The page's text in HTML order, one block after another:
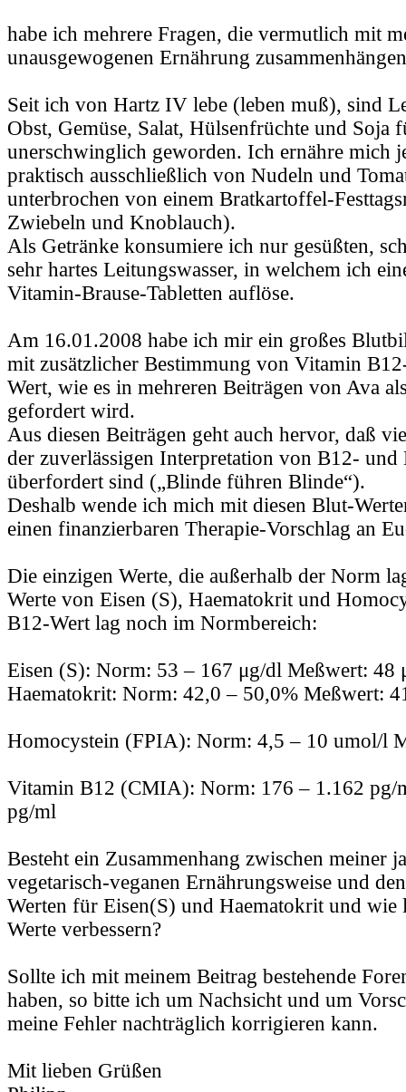
habe ich mehrere Fragen, die vermutlich mit
unausgewogenen Ernährung
Seit ich von Hartz IV lebe (leben muß), sind
Obst, Gemüse, Salat, Hülsenfrüchte und Soja
unerschwinglich geworden. Ich ernähre mich
praktisch ausschließlich von Nudeln und
unterbrochen von einem Bratkartoffel-
Zwiebeln und Knoblauch).
Als Getränke konsumiere ich nur gesüßten,
sehr hartes Leitungswasser, in welchem ich
Vitamin-Brause-Tabletten auflöse.
Am 16.01.2008 habe ich mir ein großes
mit zusätzlicher Bestimmung von Vitamin
Wert, wie es in mehreren Beiträgen von Ava
gefordert wird.
Aus diesen Beiträgen geht auch hervor, daß
der zuverlässigen Interpretation von B12-
überfordert sind („Blinde führen Blinde“).
Deshalb wende ich mich mit diesen Blut-
einen finanzierbaren Therapie-Vorschlag an
Die einzigen Werte, die außerhalb der Norm
Werte von Eisen (S), Haematokrit und
B12-Wert lag noch im Normbereich:
Eisen (S): Norm: 53 – 167 μg/dl Meßwert: 48
Haematokrit: Norm: 42,0 – 50,0% Meßwert:
Homocystein (FPIA): Norm: 4,5 – 10 umol/l
Vitamin B12 (CMIA): Norm: 176 – 1.162 pg/
pg/ml
Besteht ein Zusammenhang zwischen meiner
vegetarisch-veganen Ernährungsweise und
Werten für Eisen(S) und Haematokrit und wie
Werte verbessern?
Sollte ich mit meinem Beitrag bestehende
haben, so bitte ich um Nachsicht und um
meine Fehler nachträglich korrigieren kann.
Mit lieben Grüßen